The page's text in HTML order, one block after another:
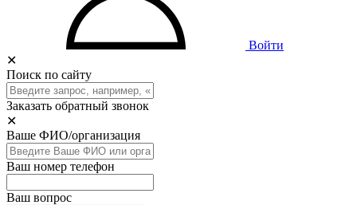
Войти
✕
Поиск по сайту
Заказать обратный звонок
✕
Ваше ФИО/организация
Ваш номер телефон
Ваш вопрос